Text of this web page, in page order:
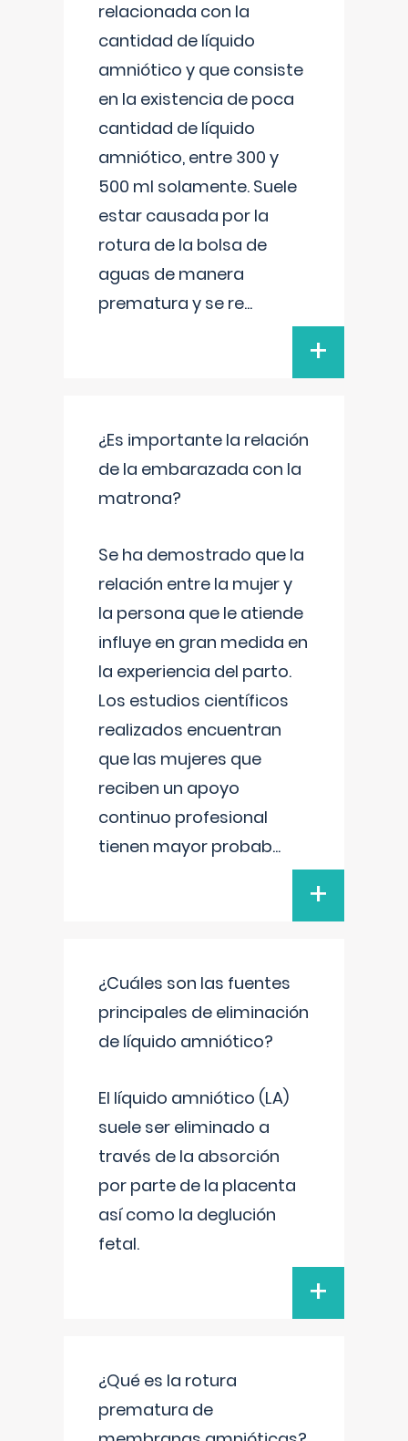
relacionada con la
cantidad de líquido
amniótico y que consiste
en la existencia de poca
cantidad de líquido
amniótico, entre 300 y
500 ml solamente. Suele
estar causada por la
rotura de la bolsa de
aguas de manera
prematura y se re...
+
¿Es importante la relación
de la embarazada con la
matrona?
Se ha demostrado que la
relación entre la mujer y
la persona que le atiende
influye en gran medida en
la experiencia del parto.
Los estudios científicos
realizados encuentran
que las mujeres que
reciben un apoyo
continuo profesional
tienen mayor probab...
+
¿Cuáles son las fuentes
principales de eliminación
de líquido amniótico?
El líquido amniótico (LA)
suele ser eliminado a
través de la absorción
por parte de la placenta
así como la deglución
fetal.
+
¿Qué es la rotura
prematura de